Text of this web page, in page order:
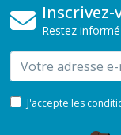
Restez
Email
J'accepte les